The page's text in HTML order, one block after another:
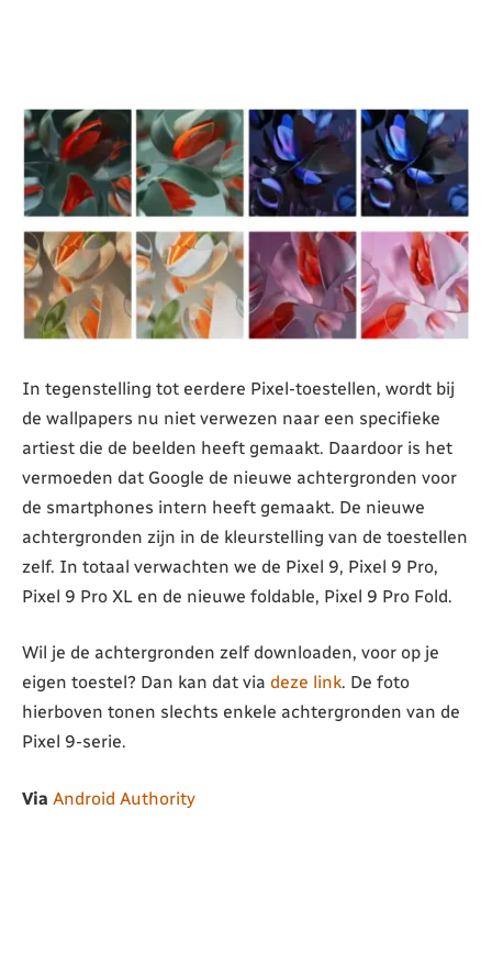
In tegenstelling tot eerdere Pixel-toestellen, wordt bij
de wallpapers nu niet verwezen naar een specifieke
artiest die de beelden heeft gemaakt. Daardoor is het
vermoeden dat Google de nieuwe achtergronden voor
de smartphones intern heeft gemaakt. De nieuwe
achtergronden zijn in de kleurstelling van de toestellen
zelf. In totaal verwachten we de Pixel 9, Pixel 9 Pro,
Pixel 9 Pro XL en de nieuwe foldable, Pixel 9 Pro Fold.
Wil je de achtergronden zelf downloaden, voor op je
eigen toestel? Dan kan dat via deze link. De foto
hierboven tonen slechts enkele achtergronden van de
Pixel 9-serie.
Via Android Authority